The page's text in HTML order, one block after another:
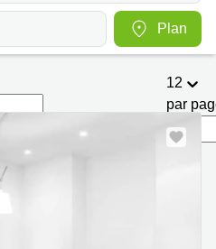
Plan
12
par